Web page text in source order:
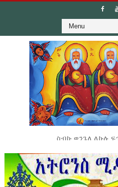
ስብኩ ወንጌለ ለኩሉ